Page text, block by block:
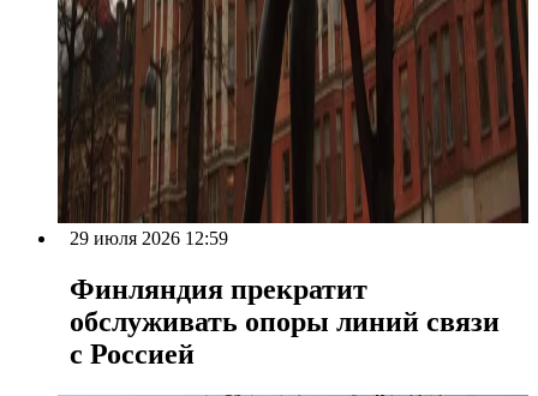
29 июля 2026 12:59
Финляндия прекратит
обслуживать опоры линий связи
с Россией